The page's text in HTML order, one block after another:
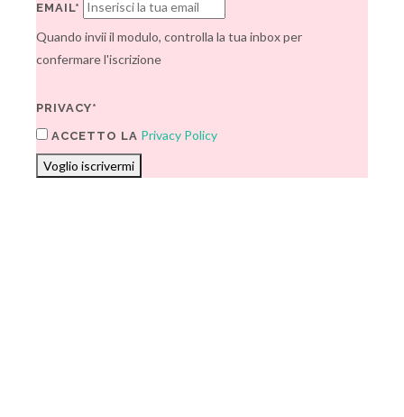
EMAIL*
Quando invii il modulo, controlla la tua inbox per
confermare l'iscrizione
PRIVACY*
ACCETTO LA Privacy Policy
Voglio iscrivermi